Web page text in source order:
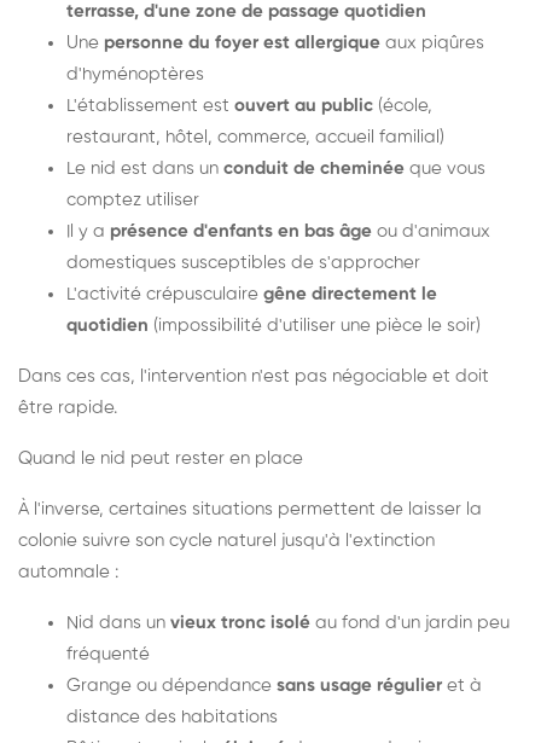
terrasse, d'une zone de passage quotidien
Une personne du foyer est allergique aux piqûres
d'hyménoptères
L'établissement est ouvert au public (école,
restaurant, hôtel, commerce, accueil familial)
Le nid est dans un conduit de cheminée que vous
comptez utiliser
Il y a présence d'enfants en bas âge ou d'animaux
domestiques susceptibles de s'approcher
L'activité crépusculaire gêne directement le
quotidien (impossibilité d'utiliser une pièce le soir)
Dans ces cas, l'intervention n'est pas négociable et doit
être rapide.
Quand le nid peut rester en place
À l'inverse, certaines situations permettent de laisser la
colonie suivre son cycle naturel jusqu'à l'extinction
automnale :
Nid dans un vieux tronc isolé au fond d'un jardin peu
fréquenté
Grange ou dépendance sans usage régulier et à
distance des habitations